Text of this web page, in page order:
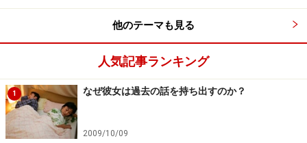
他のテーマも見る
人気記事ランキング
1 なぜ彼女は過去の話を持ち出すのか？
2009/10/09